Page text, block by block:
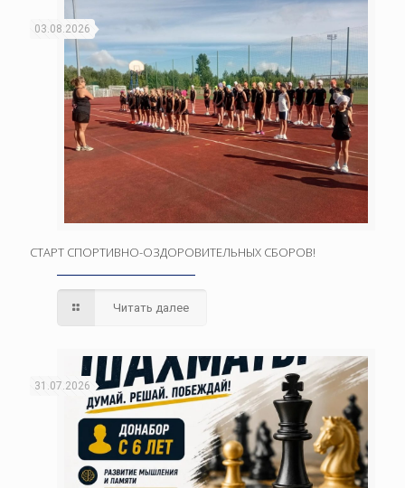
03.08.2026
СТАРТ СПОРТИВНО-ОЗДОРОВИТЕЛЬНЫХ СБОРОВ!
Читать далее
31.07.2026